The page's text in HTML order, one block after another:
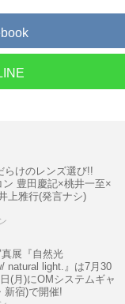
らけのレンズ選び!!
ン 豊田慶記×桃井一至×
上雅行(発言ナシ)
展『自然光
natural light.』は7月30
(月)にOMシステムギャ
新宿)で開催!